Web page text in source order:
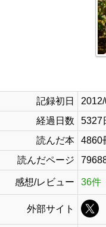
記録初日
経過日数
5327
読んだ本
4860
読んだページ
感想/レビュー 36件
外部サイト